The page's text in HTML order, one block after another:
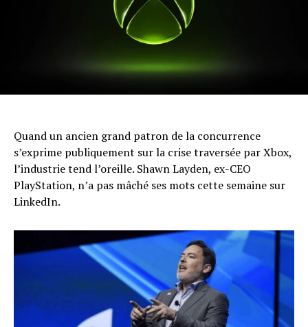
Quand un ancien grand patron de la concurrence
s’exprime publiquement sur la crise traversée par Xbox,
l’industrie tend l’oreille. Shawn Layden, ex-CEO
PlayStation, n’a pas mâché ses mots cette semaine sur
LinkedIn.